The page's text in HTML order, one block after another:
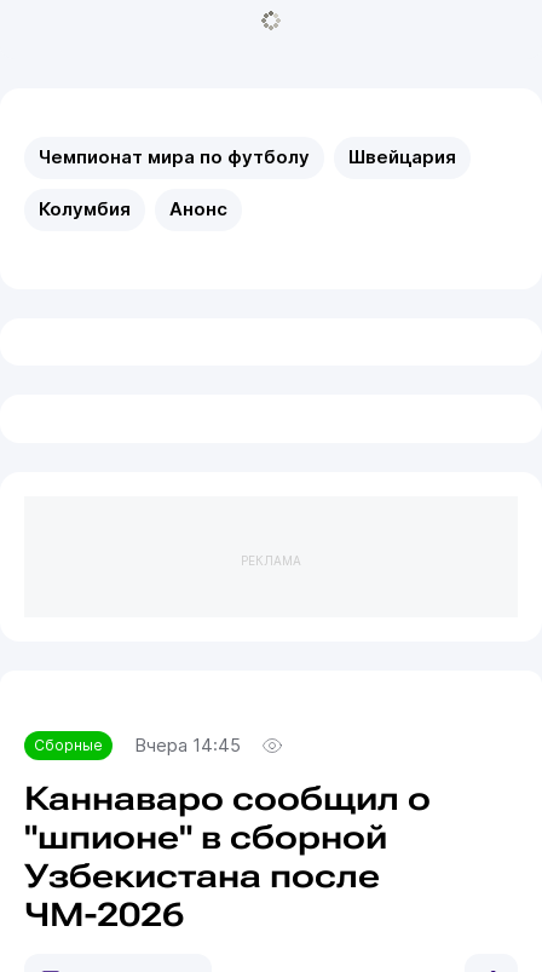
Чемпионат мира по футболу Швейцария
Колумбия Анонс
РЕКЛАМА
Сборные Вчера 14:45
Каннаваро сообщил о
"шпионе" в сборной
Узбекистана после
ЧМ-2026